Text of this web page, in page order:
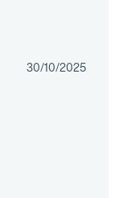
30/10/2025